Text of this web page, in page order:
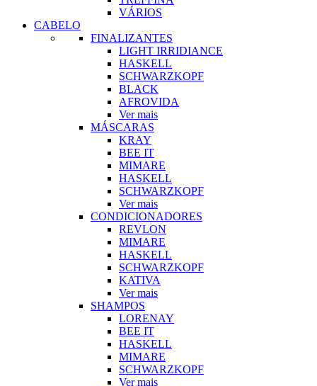
VÁRIOS
CABELO
FINALIZANTES
LIGHT IRRIDIANCE
HASKELL
SCHWARZKOPF
BLACK
AFROVIDA
Ver mais
MÁSCARAS
KRAY
BEE IT
MIMARE
HASKELL
SCHWARZKOPF
Ver mais
CONDICIONADORES
REVLON
MIMARE
HASKELL
SCHWARZKOPF
KATIVA
Ver mais
SHAMPOS
LORENAY
BEE IT
HASKELL
MIMARE
SCHWARZKOPF
Ver mais